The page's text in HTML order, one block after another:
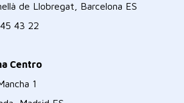
de Llobregat, Barcelona ES
43 22
Centro
1